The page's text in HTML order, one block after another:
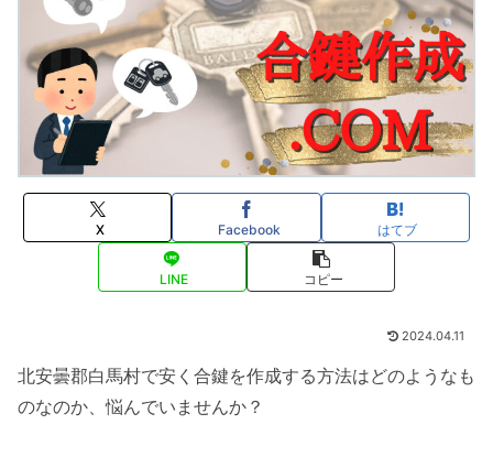
X Facebook はてブ
LINE コピー
2024.04.11
北安曇郡白馬村で安く合鍵を作成する方法はどのようなも
のなのか、悩んでいませんか？